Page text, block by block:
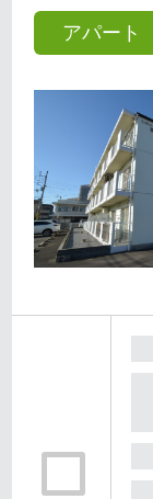
アパート